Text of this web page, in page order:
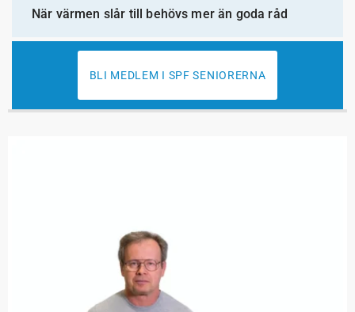
När värmen slår till behövs mer än goda råd
BLI MEDLEM I SPF SENIORERNA